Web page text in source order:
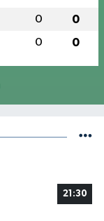
0 0
0 0
21:30